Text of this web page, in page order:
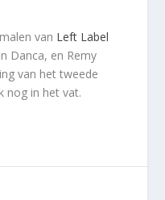
van Left Label
Danca, en Remy
van het tweede
nog in het vat.